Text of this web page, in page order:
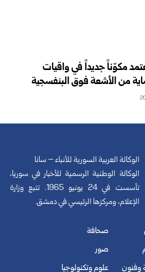
مكوّناً جديداً في واقيات
من الأشعة فوق البنفسجية
الوكالة العربية السورية للأنباء – سانا
الوكالة الوطنية الرسمية للأخبار في سوريا،
تأسست في 24 يونيو 1965. تتبع وزارة
الإعلام، ومركزها الرئيسي في دمشق.
وفنون
صحافة
صور
علوم وتكنولوجيا